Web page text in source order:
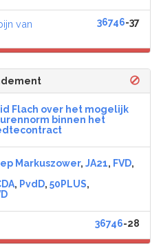
van
36746-37
Flach over het mogelijk
binnen het
Markuszower, JA21, FVD,
, PvdD, 50PLUS,
36746-28